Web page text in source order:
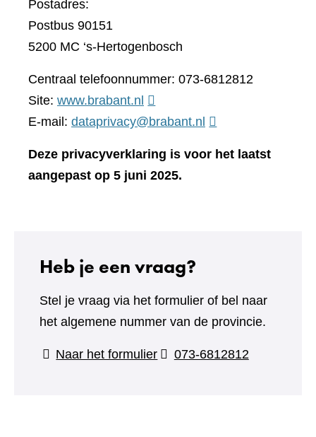
Postadres:
Postbus 90151
5200 MC ‘s-Hertogenbosch
Centraal telefoonnummer: 073-6812812
Site: www.brabant.nl (verwijst
naar
andere
E-mail: dataprivacy@brabant.nl
Deze privacyverklaring is voor het laatst
aangepast op 5 juni 2025.
Heb je een vraag?
Stel je vraag via het formulier of bel naar
het algemene nummer van de provincie.
Naar het formulier(verwijst
073-6812812